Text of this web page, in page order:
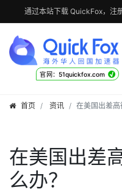
通过本站下载 QuickFox，注
官网：51quickfox.com √
首页 资讯 在美国出差高
在美国出差
么办？